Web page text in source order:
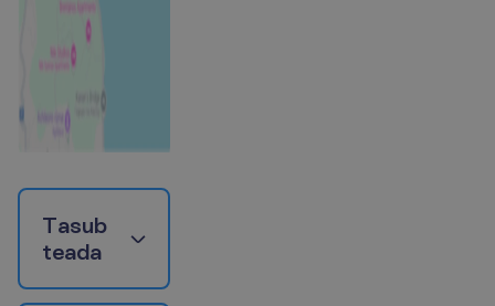
Tasub
teada